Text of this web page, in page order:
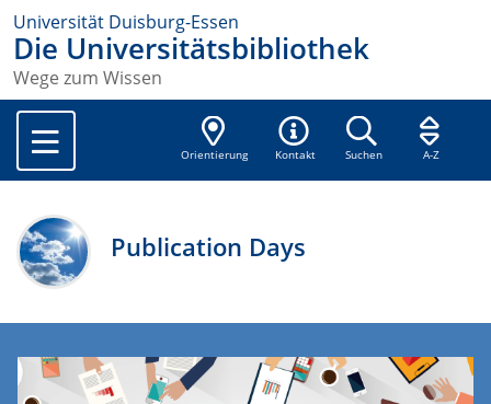
Universität Duisburg-Essen
Die Universitätsbibliothek
Wege zum Wissen
Orientierung Kontakt Suchen A-Z
Publication Days